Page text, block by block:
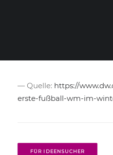
— Quelle: https://
erste-fußball-wm-im-
FÜR IDEENSUCHER